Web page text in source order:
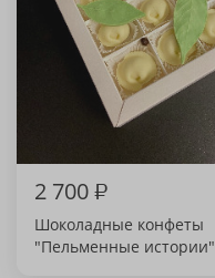
2 700₽
Шоколадные конфеты
"Пельменные истории"